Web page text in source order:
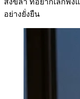
อย่างยั่งยืน